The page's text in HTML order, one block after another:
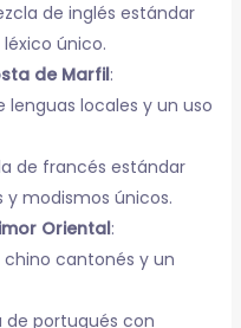
de inglés estándar
único.
de Marfil:
lenguas locales y un uso
de francés estándar
y modismos únicos.
Oriental:
chino cantonés y un
de portugués con